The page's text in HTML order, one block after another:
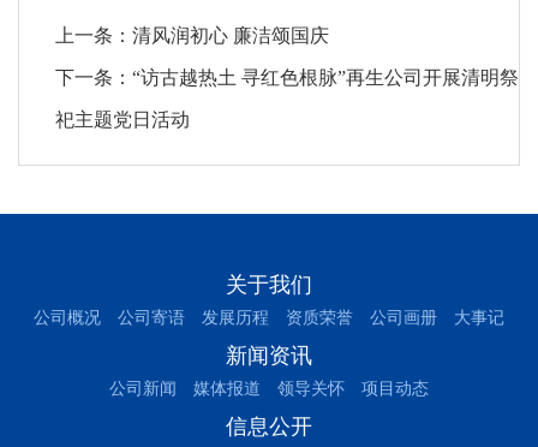
上一条： 清风润初心 廉洁颂国庆
下一条： “访古越热土 寻红色根脉”再生公司开展清明祭
祀主题党日活动
关于我们
公司概况 公司寄语 发展历程 资质荣誉 公司画册 大事记
新闻资讯
公司新闻 媒体报道 领导关怀 项目动态
信息公开